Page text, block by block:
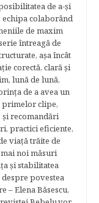
de a-şi
colaborând
de maxim
întreagă de
aşa încât
corectă, clară şi
lună de lună,
de a avea un
primelor clipe,
recomandări
practici eficiente,
viaţă trăite de
noi măsuri
şi stabilitatea
povestea
– Elena Băsescu,